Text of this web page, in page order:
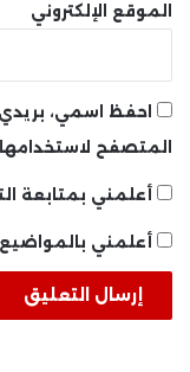
الموقع الإلكتروني
احفظ اسمي، بريدي
المتصفح
أعلمني بمتابعة
أعلمني بالمواضيع